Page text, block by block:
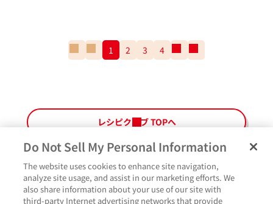
番
ペ
ー
ジ
の
1 2 3 4
の
番
ペ
ー
レシピクラブ TOPへ
ペ
ー
ジ
よくあるご質問 ご利用規約Glicoメンバーズ会員規約プライバシーポリシー
サイトマップお問い合わせCookie設定Glicoホームページ
Do Not Sell My Personal Information
The website uses cookies to enhance site navigation,
analyze site usage, and assist in our marketing efforts. We
also share information about your use of our site with
third-party Internet advertising networks that provide